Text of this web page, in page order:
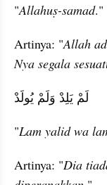
"Allahuṣ-samad."
Artinya: "Allah
Nya segala
لَمْ يَلِدْ وَلَمْ يُولَدْ
"Lam yalid wa
Artinya: "Dia